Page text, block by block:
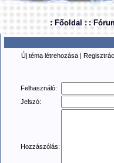
: Főoldal : :
Új téma létrehozása |
Felhasználó:
Jelszó:
Hozzászólás: